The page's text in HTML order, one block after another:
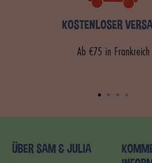
KOSTENLOSER
Ab €75 in Frankreich
SlideSlide
gehen
Slide
gehen
Slide
gehen
ÜBER SAM & JULIA